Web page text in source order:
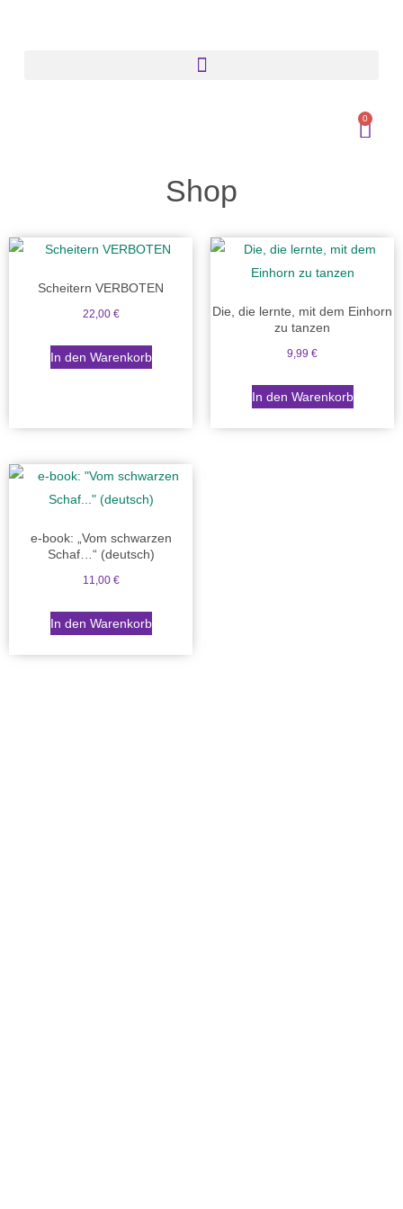
0
Shop
Scheitern VERBOTEN
22,00 €
In den Warenkorb
Die, die lernte, mit dem Einhorn
zu tanzen
9,99 €
In den Warenkorb
e-book: „Vom schwarzen
Schaf…“ (deutsch)
11,00 €
In den Warenkorb